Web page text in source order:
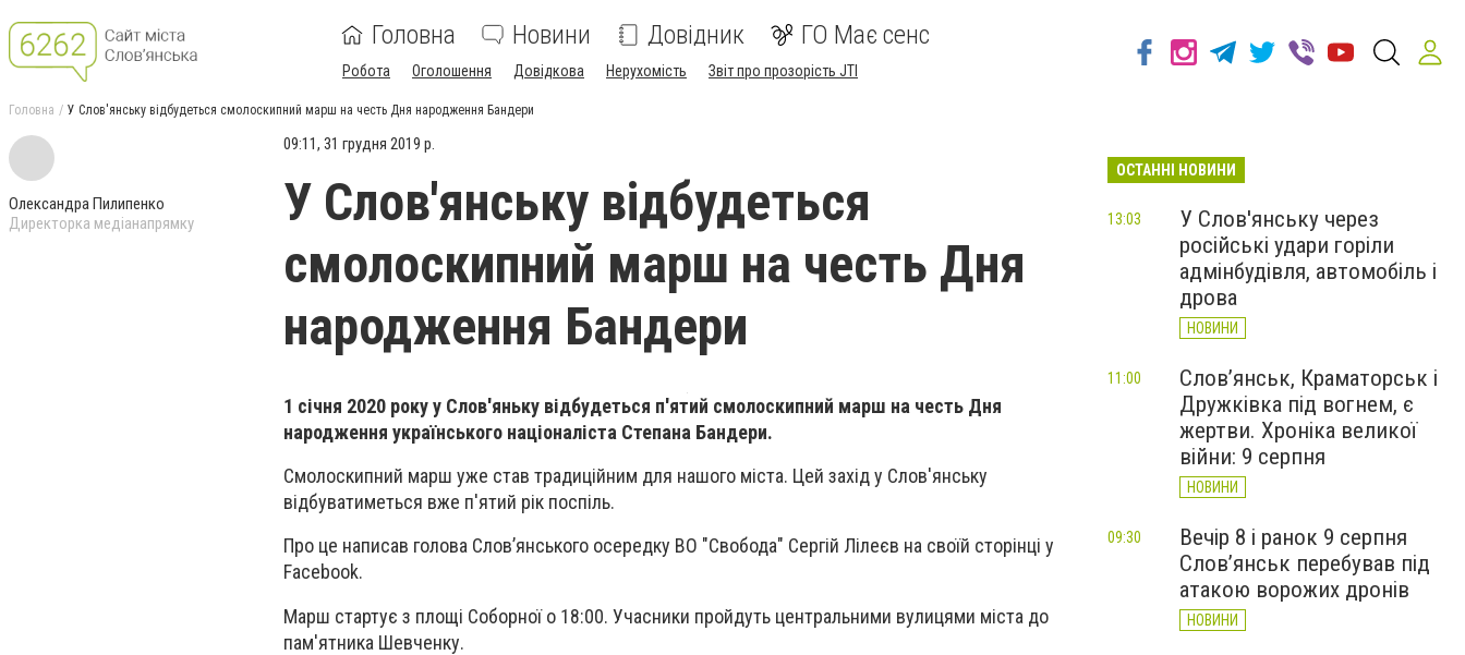
Головна Новини Довідник ГО Має сенс
Робота Оголошення Довідкова Нерухомість Звіт про прозорість JTI
Головна У Слов'янську відбудеться смолоскипний марш на честь Дня народження Бандери
Олександра Пилипенко
Директорка медіанапрямку
09:11, 31 грудня 2019 р.
У Слов'янську відбудеться
смолоскипний марш на честь Дня
народження Бандери
1 січня 2020 року у Слов'яньку відбудеться п'ятий смолоскипний марш на честь Дня
народження українського націоналіста Степана Бандери.
Смолоскипний марш уже став традиційним для нашого міста. Цей захід у Слов'янську
відбуватиметься вже п'ятий рік поспіль.
Про це написав голова Слов’янського осередку ВО "Свобода" Сергій Лілеєв на своїй сторінці у
Facebook.
Марш стартує з площі Соборної о 18:00. Учасники пройдуть центральними вулицями міста до
пам'ятника Шевченку.
ОСТАННІ НОВИНИ
У Слов'янську через
російські удари горіли
адмінбудівля, автомобіль і
дрова
НОВИНИ
13:03
Слов’янськ, Краматорськ і
Дружківка під вогнем, є
жертви. Хроніка великої
війни: 9 серпня
НОВИНИ
11:00
Вечір 8 і ранок 9 серпня
Слов’янськ перебував під
атакою ворожих дронів
НОВИНИ
09:30